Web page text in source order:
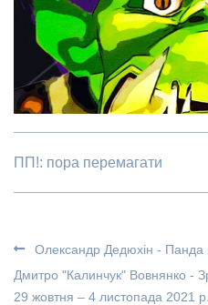
ПП!: пора перемагати
Олександр Дедюхін -
Дмитро "Калинчук" Вовнянко -
29 жовтня – 4 листопада 2021 р.